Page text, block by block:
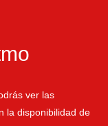
ver las
la disponibilidad de